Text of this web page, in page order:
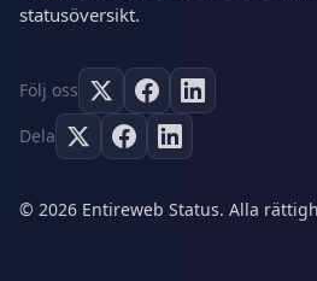
statusöversikt.
Följ oss
Dela
© 2026 Entireweb Status. Alla